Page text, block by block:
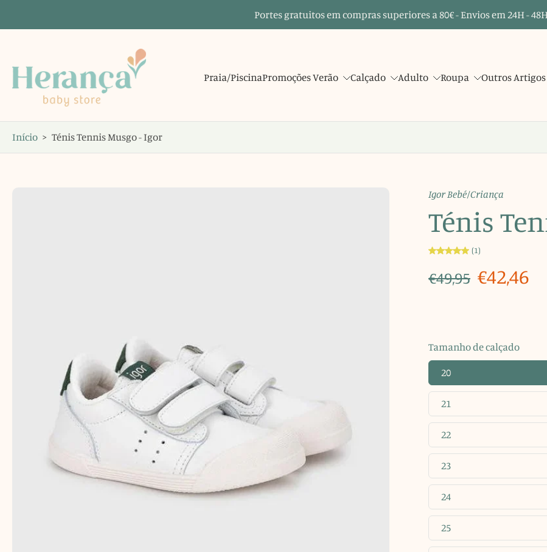
para
Portes gratuitos em compras superiores a 80€ - Envios em 24H -
Praia/PiscinaPromoções Verão Calçado Adulto Roupa Outros Artigos
Início > Ténis Tennis Musgo - Igor
Igor Bebé/Criança
Ténis
(1)
€49,95 €42,46
Tamanho de calçado
20
21
22
23
24
25